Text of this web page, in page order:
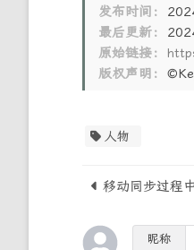
发布时间：
最后更新：
原始链接：
版权声明：
人物
移动同步过程
昵称